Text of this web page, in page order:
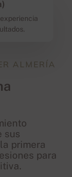
ALMERÍA
sus
primera
para